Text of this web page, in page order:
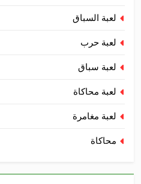
لعبة السباق
لعبة حرب
لعبة سباق
لعبة محاكاة
لعبة مغامرة
محاكاة